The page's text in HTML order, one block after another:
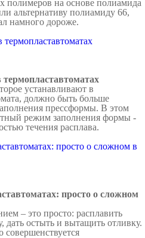
полимеров на основе полиамида
альтернативу полиамиду 66,
намного дороже.
термопластавтоматах
устанавливают в
должно быть больше
прессформы. В этом
режим заполнения формы -
течения расплава.
просто о сложном
– это просто: расплавить
дать остыть и вытащить отливку.
совершенствуется